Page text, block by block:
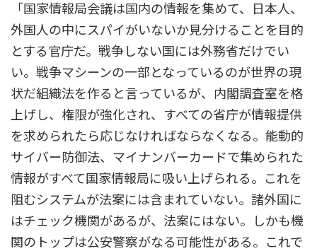
「国家情報局会議は国内の情報を集めて、日本人、
外国人の中にスパイがいないか見分けることを目的
とする官庁だ。戦争しない国には外務省だけでい
い。戦争マシーンの一部となっているのが世界の現
状だ組織法を作ると言っているが、内閣調査室を格
上げし、権限が強化され、すべての省庁が情報提供
を求められたら応じなければならなくなる。能動的
サイバー防御法、マイナンバーカードで集められた
情報がすべて国家情報局に吸い上げられる。これを
阻むシステムが法案には含まれていない。諸外国に
はチェック機関があるが、法案にはない。しかも機
関のトップは公安警察がなる可能性がある。これで